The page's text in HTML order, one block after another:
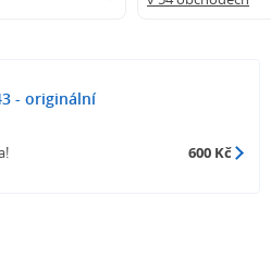
- originální
600 Kč